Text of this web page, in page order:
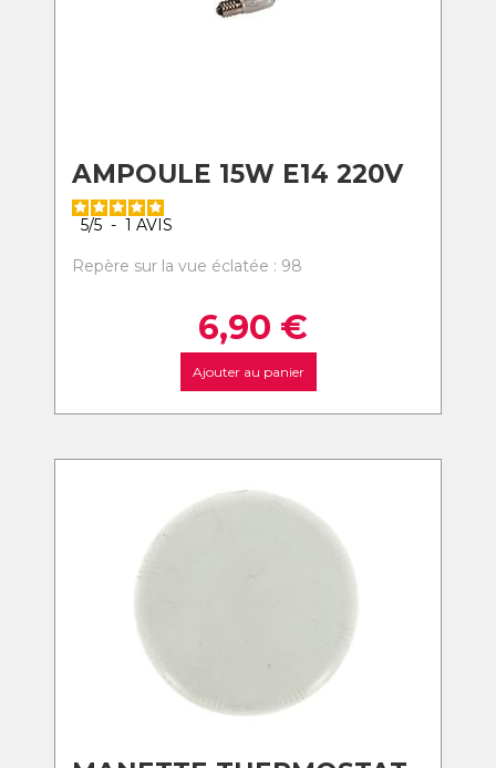
AMPOULE 15W E14 220V
5/5 - 1 AVIS
Repère sur la vue éclatée : 98
6,90 €
Ajouter au panier